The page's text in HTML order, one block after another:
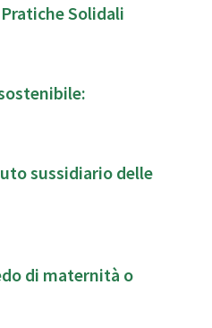
Solidali
sussidiario delle
di maternità o